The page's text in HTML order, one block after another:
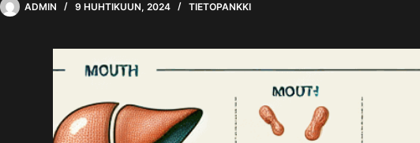
ADMIN 9 HUHTIKUUN, 2024 TIETOPANKKI